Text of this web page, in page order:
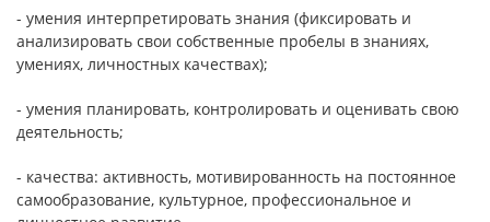
- умения интерпретировать знания (фиксировать и
анализировать свои собственные пробелы в знаниях,
умениях, личностных качествах);
- умения планировать, контролировать и оценивать свою
деятельность;
- качества: активность, мотивированность на постоянное
самообразование, культурное, профессиональное и